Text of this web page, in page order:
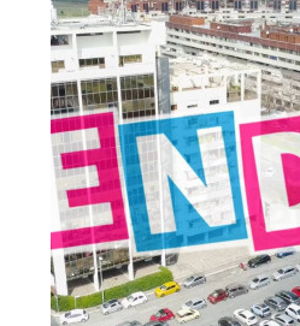
Bagni
minimi
Qualsiasi
1
2